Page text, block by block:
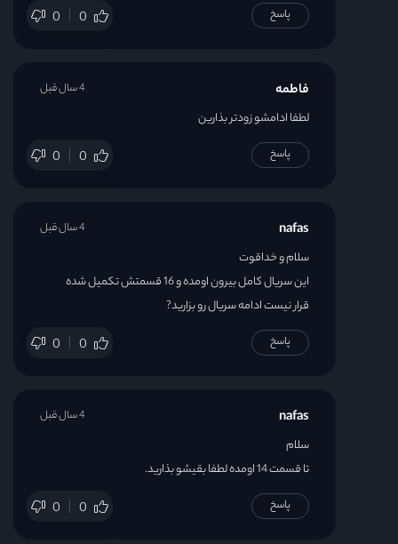
0 0 پاسخ
فاطمه
لطفا ادامشو زودتر بذارین
0 0
4 سال قبل
پاسخ
nafas
سلام و خداقوت
این سریال کامل بیرون اومده و 16 قسمتش تکمیل شده
قرار نیست ادامه سریال رو بزارید?
0 0
4 سال قبل
پاسخ
nafas
سلام
تا قسمت 14 اومده لطفا بقیشو بذارید.
0 0
4 سال قبل
پاسخ